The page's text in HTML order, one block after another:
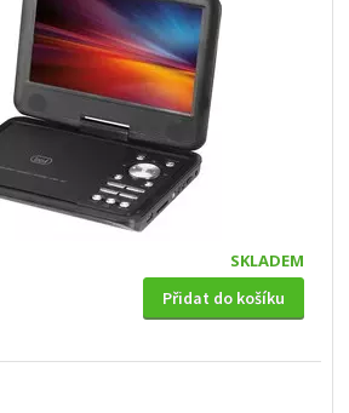
SKLADEM
Přidat do košíku